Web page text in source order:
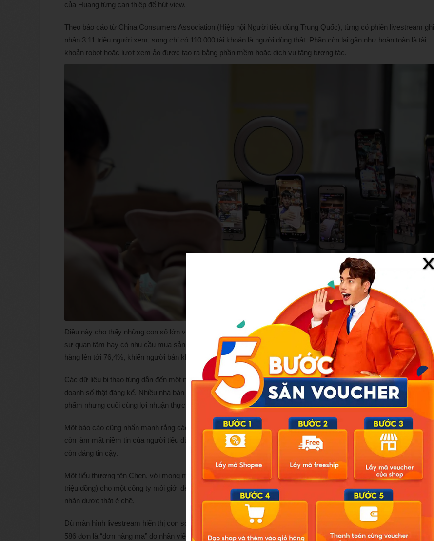
của Huang từng can thiệp để hút view.
Theo báo cáo từ China Consumers Association (Hiệp hội Người tiêu dùng Trung Quốc), từng có phiên livestream ghi
nhận 3,11 triệu người xem, song chỉ có 110.000 tài khoản là người dùng thật. Phần còn lại gần như hoàn toàn là tài
khoản robot hoặc lượt xem ảo được tạo ra bằng phần mềm hoặc dịch vụ tăng tương tác.
Điều này cho thấy những con số lớn về lượt xem hay follower thường bị thổi phồng không phản ánh khách hàng thật
sự quan tâm hay có nhu cầu mua sản phẩm. Từng có một MC nổi tiếng mang về 1.000 đơn hàng nhưng tỷ lệ trả
hàng lên tới 76,4%, khiến người bán không chỉ lỗ vốn mà còn bị nền tảng cảnh cáo vì nghi ngờ gian lận giao dịch.
Các dữ liệu bị thao túng dẫn đến một nghịch lý: tài khoản có hàng triệu người theo dõi nhưng lại không đóng góp
doanh số thật đáng kể. Nhiều nhà bán lẻ đã đầu tư số tiền lớn để thuê người nổi tiếng hoặc KOLs livestream sản
phẩm nhưng cuối cùng lợi nhuận thực tế lại vô cùng khiêm tốn, thậm chí là lỗ.
Một báo cáo cũng nhấn mạnh rằng các hoạt động mua traffic ảo và đơn hàng ảo không chỉ bóp méo thị trường mà
còn làm mất niềm tin của người tiêu dùng — khi khách hàng dần nhận ra rằng nhiều trải nghiệm livestream không
còn đáng tin cậy.
Một tiểu thương tên Chen, với mong muốn bứt phá doanh số, đã không ngần ngại chi ra 4.300 USD (khoảng 105
triệu đồng) cho một công ty môi giới để thuê blogger ẩm thực sở hữu tới 14 triệu người theo dõi. Tuy nhiên, kết quả
nhận được thật ê chề.
Dù màn hình livestream hiển thị con số 599 đơn hàng thành công, kết quả kiểm tra hệ thống sau đó cho thấy có tới
586 đơn là “đơn hàng ma” do nhân viên của chính công ty dàn dựng. Sau khi trừ đi mọi chi phí và tỷ lệ hoàn hàng,